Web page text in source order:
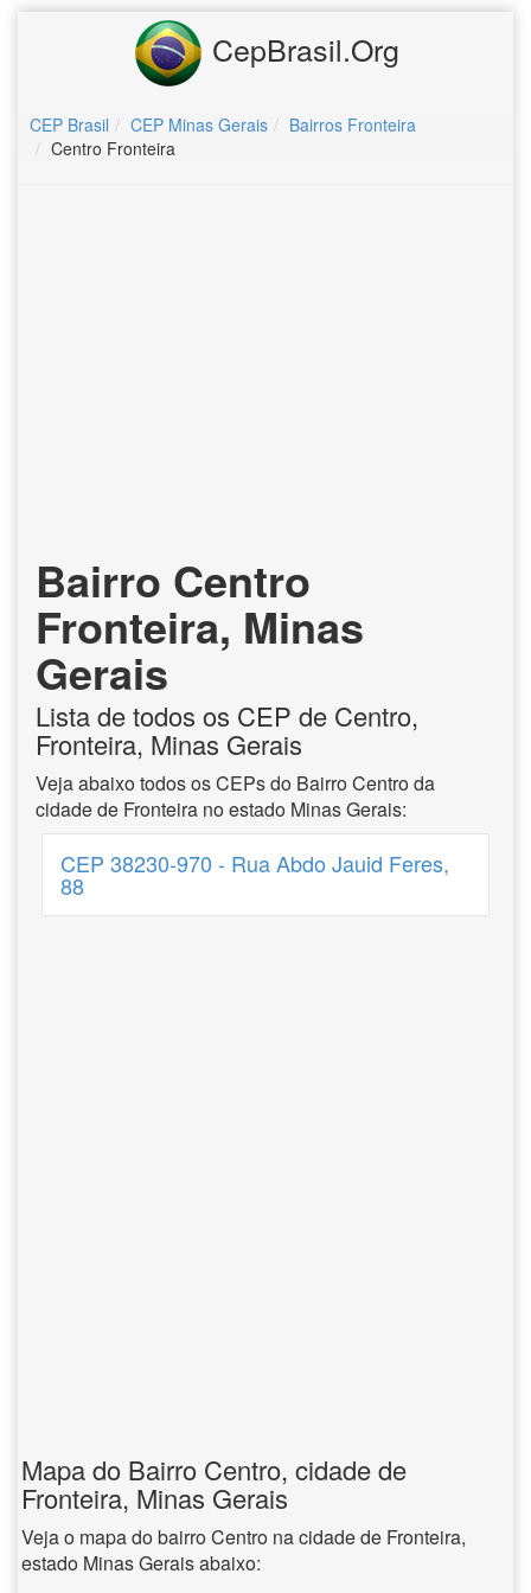
CepBrasil.Org
CEP Brasil CEP Minas Gerais
Bairros Fronteira
Centro Fronteira
Bairro Centro
Fronteira, Minas
Gerais
Lista de todos os CEP de Centro,
Fronteira, Minas Gerais
Veja abaixo todos os CEPs do Bairro Centro da
cidade de Fronteira no estado Minas Gerais:
CEP 38230-970 - Rua Abdo Jauid Feres,
88
Mapa do Bairro Centro, cidade de
Fronteira, Minas Gerais
Veja o mapa do bairro Centro na cidade de Fronteira,
estado Minas Gerais abaixo: